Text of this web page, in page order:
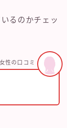
るのかチェッ
女性の口コミ